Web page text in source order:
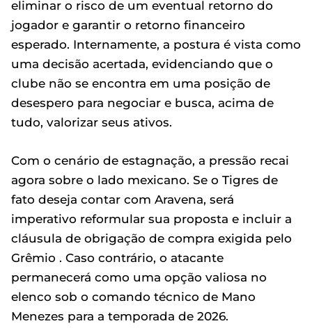
eliminar o risco de um eventual retorno do
jogador e garantir o retorno financeiro
esperado. Internamente, a postura é vista como
uma decisão acertada, evidenciando que o
clube não se encontra em uma posição de
desespero para negociar e busca, acima de
tudo, valorizar seus ativos.
Com o cenário de estagnação, a pressão recai
agora sobre o lado mexicano. Se o Tigres de
fato deseja contar com Aravena, será
imperativo reformular sua proposta e incluir a
cláusula de obrigação de compra exigida pelo
Grêmio . Caso contrário, o atacante
permanecerá como uma opção valiosa no
elenco sob o comando técnico de Mano
Menezes para a temporada de 2026.